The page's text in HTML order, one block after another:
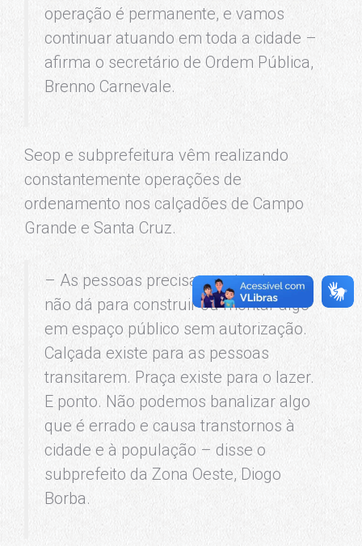
operação é permanente, e vamos
continuar atuando em toda a cidade –
afirma o secretário de Ordem Pública,
Brenno Carnevale.
Seop e subprefeitura vêm realizando
constantemente operações de
ordenamento nos calçadões de Campo
Grande e Santa Cruz.
– As pessoas precisam entender que
não dá para construir ou montar algo
em espaço público sem autorização.
Calçada existe para as pessoas
transitarem. Praça existe para o lazer.
E ponto. Não podemos banalizar algo
que é errado e causa transtornos à
cidade e à população – disse o
subprefeito da Zona Oeste, Diogo
Borba.